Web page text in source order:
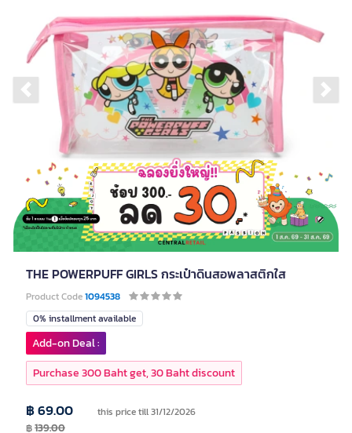
Previous slide
THE POWERPUFF GIRLS กระเป๋าดินสอพลาสติกใส
Product Code1094538
0% installment available
฿ 69.00 this price till 31/12/2026
฿139.00
Add-on Deal :
Purchase 300 Baht get, 30 Baht discount